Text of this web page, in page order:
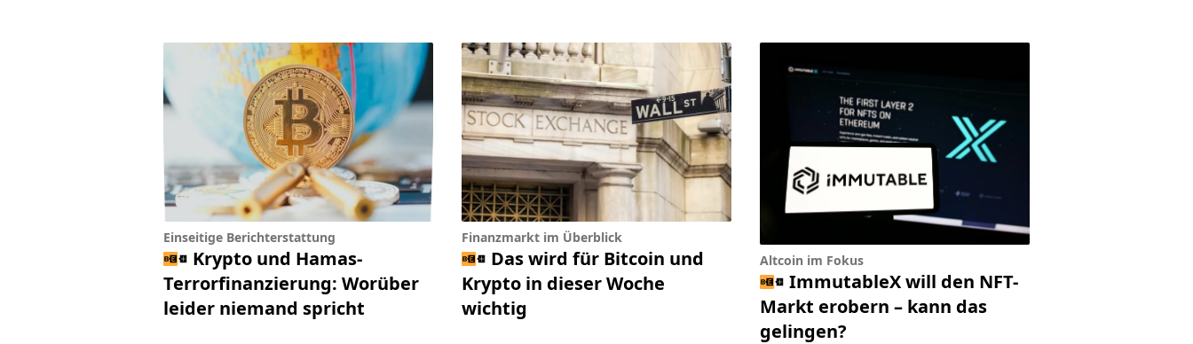
Einseitige Berichterstattung
Krypto und Hamas-
Terrorfinanzierung: Worüber
leider niemand spricht
Finanzmarkt im Überblick
Das wird für Bitcoin und
Krypto in dieser Woche
wichtig
Altcoin im Fokus
ImmutableX will den NFT-
Markt erobern – kann das
gelingen?